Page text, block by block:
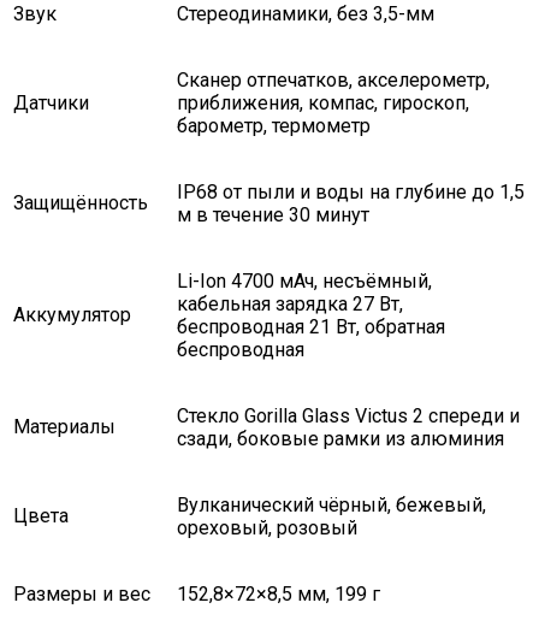
Звук Стереодинамики, без 3,5-мм
Датчики
Сканер отпечатков, акселерометр,
приближения, компас, гироскоп,
барометр, термометр
Защищённость
IP68 от пыли и воды на глубине до 1,5
м в течение 30 минут
Аккумулятор
Li-Ion 4700 мАч, несъёмный,
кабельная зарядка 27 Вт,
беспроводная 21 Вт, обратная
беспроводная
Материалы
Стекло Gorilla Glass Victus 2 спереди и
сзади, боковые рамки из алюминия
Цвета
Вулканический чёрный, бежевый,
ореховый, розовый
Размеры и вес 152,8×72×8,5 мм, 199 г